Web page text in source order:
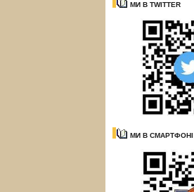
МИ В TWITTER
МИ В СМАРТФОНІ